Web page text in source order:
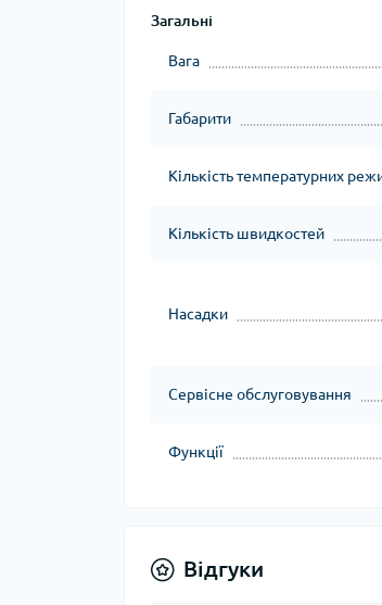
Загальні
Вага
Габарити
Кількість температурних
Кількість швидкостей
Насадки
Сервісне обслуговування
Функції
Відгуки